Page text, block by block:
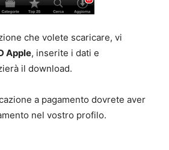
che volete scaricare, vi
Apple, inserite i dati e
il download.
a pagamento dovrete aver
nel vostro profilo.